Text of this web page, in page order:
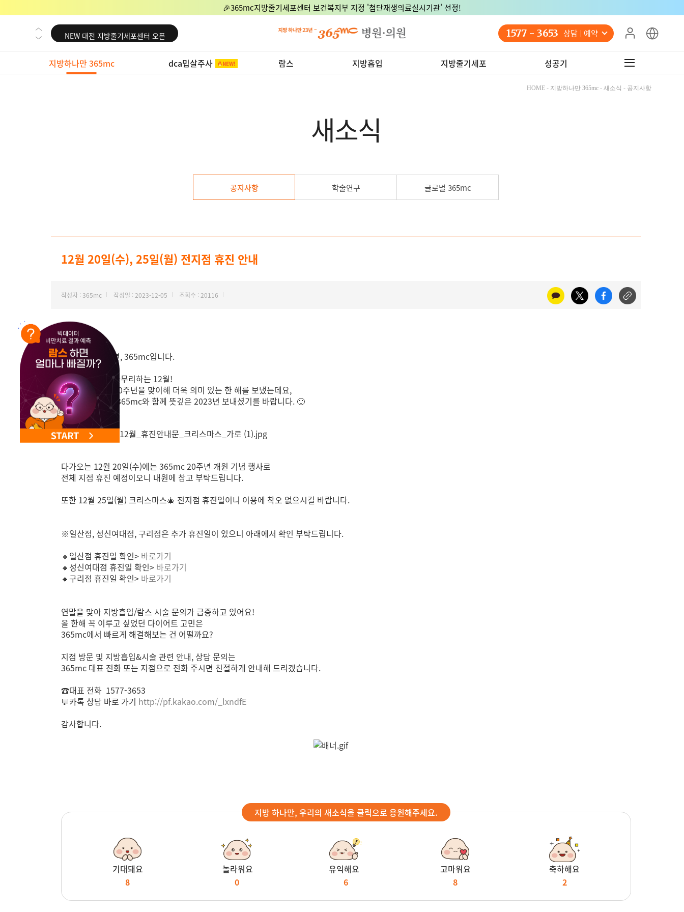
🎉365mc지방줄기세포센터 보건복지부 지정 '첨단재생의료실시기관' 선정!
NEW 교대 지방줄기세포센터 오픈
NEW 대전 지방줄기세포센터 오픈
NEW 노원 지방줄기세포센터 오픈
NEW 미국 LA점 오픈
1577 - 3653 상담 예약
지방하나만 365mc dca밉살주사 람스 지방흡입 지방줄기세포 성공기
HOME - 지방하나만 365mc - 새소식 - 공지사항
새소식
공지사항 학술연구 글로벌 365mc
12월 20일(수), 25일(월) 전지점 휴진 안내
작성자 : 365mc 작성일 : 2023-12-05 조회수 : 20116
안녕하세요.
비만 하나만 20년, 365mc입니다.
어느덧 한 해를 마무리하는 12월!
올해 365mc는 20주년을 맞이해 더욱 의미 있는 한 해를 보냈는데요,
고객님들께서도 365mc와 함께 뜻깊은 2023년 보내셨기를 바랍니다. 🙂
다가오는 12월 20일(수)에는 365mc 20주년 개원 기념 행사로
전체 지점 휴진 예정이오니 내원에 참고 부탁드립니다.
또한 12월 25일(월) 크리스마스🎄 전지점 휴진일이니 이용에 착오 없으시길 바랍니다.
※일산점, 성신여대점, 구리점은 추가 휴진일이 있으니 아래에서 확인 부탁드립니다.
🔸일산점 휴진일 확인> 바로가기
🔸성신여대점 휴진일 확인> 바로가기
🔸구리점 휴진일 확인> 바로가기
연말을 맞아 지방흡입/람스 시술 문의가 급증하고 있어요!
올 한해 꼭 이루고 싶었던 다이어트 고민은
365mc에서 빠르게 해결해보는 건 어떨까요?
지점 방문 및 지방흡입&시술 관련 안내, 상담 문의는
365mc 대표 전화 또는 지점으로 전화 주시면 친절하게 안내해 드리겠습니다.
☎️대표 전화 1577-3653
💬카톡 상담 바로 가기 http://pf.kakao.com/_lxndfE
감사합니다.
지방 하나만, 우리의 새소식을 클릭으로 응원해주세요.
기대돼요
8
놀라워요
0
유익해요
6
고마워요
8
축하해요
2